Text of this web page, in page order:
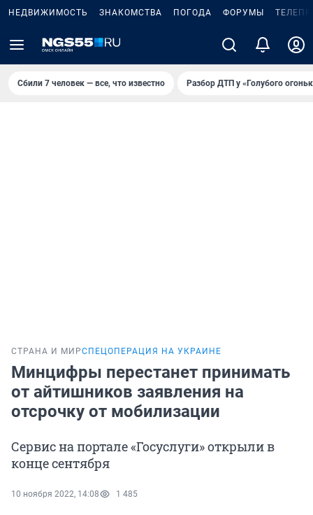
НЕДВИЖИМОСТЬ ЗНАКОМСТВА ПОГОДА ФОРУМЫ
Сбили 7 человек — все, что известно Разбор ДТП у «Голубого
СТРАНА И МИРСПЕЦОПЕРАЦИЯ НА УКРАИНЕ
Минцифры перестанет принимать
от айтишников заявления на
отсрочку от мобилизации
Сервис на портале «Госуслуги» открыли в
конце сентября
10 ноября 2022, 14:08 1 485